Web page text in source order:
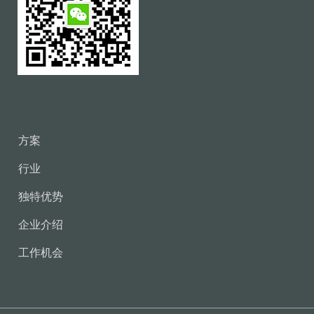
方案
行业
独特优势
企业介绍
工作机会